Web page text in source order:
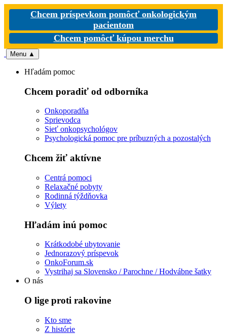
Chcem príspevkom pomôcť onkologickým
pacientom
Chcem pomôcť kúpou merchu
Menu ▲
Hľadám pomoc
Chcem poradiť od odborníka
Onkoporadňa
Sprievodca
Sieť onkopsychológov
Psychologická pomoc pre príbuzných a pozostalých
Chcem žiť aktívne
Centrá pomoci
Relaxačné pobyty
Rodinná týždňovka
Výlety
Hľadám inú pomoc
Krátkodobé ubytovanie
Jednorazový príspevok
OnkoForum.sk
Vystrihaj sa Slovensko / Parochne / Hodvábne šatky
O nás
O lige proti rakovine
Kto sme
Z histórie